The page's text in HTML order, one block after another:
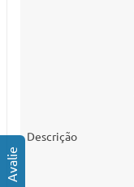
Descrição